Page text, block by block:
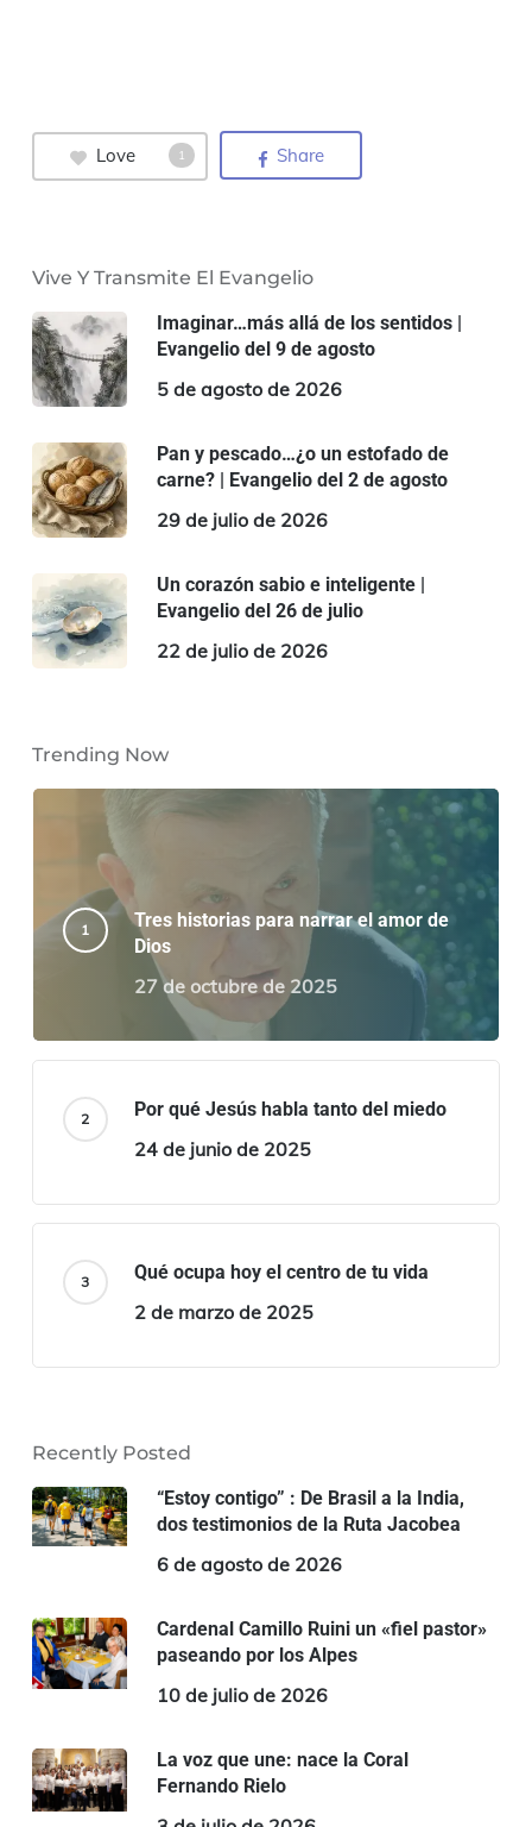
Love 1 Share
Vive Y Transmite El Evangelio
Imaginar…más allá de los sentidos |
Evangelio del 9 de agosto
5 de agosto de 2026
Pan y pescado…¿o un estofado de
carne? | Evangelio del 2 de agosto
29 de julio de 2026
Un corazón sabio e inteligente |
Evangelio del 26 de julio
22 de julio de 2026
Trending Now
Tres historias para narrar el amor de
Dios
27 de octubre de 2025
Por qué Jesús habla tanto del miedo
24 de junio de 2025
Qué ocupa hoy el centro de tu vida
2 de marzo de 2025
Recently Posted
“Estoy contigo” : De Brasil a la India,
dos testimonios de la Ruta Jacobea
6 de agosto de 2026
Cardenal Camillo Ruini un «fiel pastor»
paseando por los Alpes
10 de julio de 2026
La voz que une: nace la Coral
Fernando Rielo